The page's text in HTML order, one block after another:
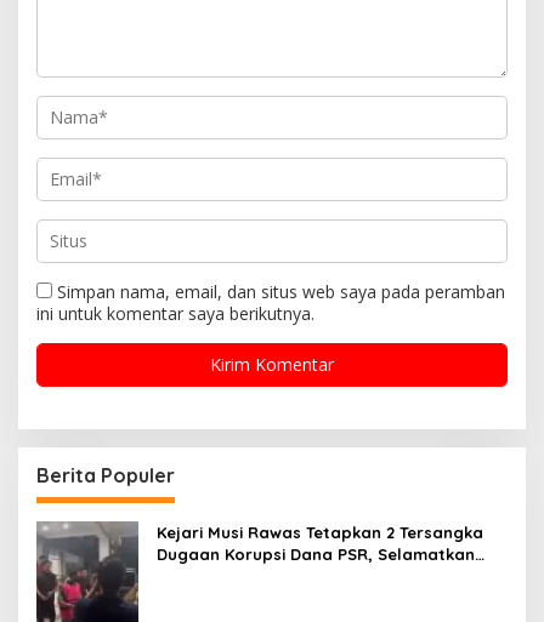
Simpan nama, email, dan situs web saya pada peramban
ini untuk komentar saya berikutnya.
Berita Populer
Kejari Musi Rawas Tetapkan 2 Tersangka
Dugaan Korupsi Dana PSR, Selamatkan